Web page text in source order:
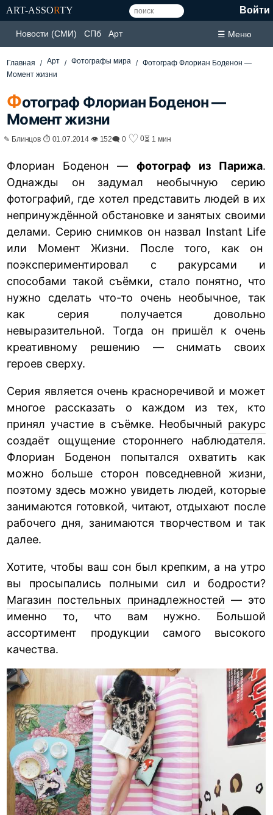
ART-ASSORTY Войти
Новости (СМИ) СПб Арт ☰ Меню
Главная Арт Фотографы мира
Фотограф Флориан Боденон —
Момент жизни
Фотограф Флориан Боденон —
Момент жизни
✎ Блинцов ⏱ 01.07.2014 👁 152🗨 0 ♡ 0⏳ 1 мин
Флориан Боденон —фотограф из Парижа.
Однажды он задумал необычную серию
фотографий, где хотел представить людей в их
непринуждённой обстановке и занятых своими
делами. Серию снимков он назвал Instant Life
или Момент Жизни. После того, как он
поэкспериментировал с ракурсами и
способами такой съёмки, стало понятно, что
нужно сделать что-то очень необычное, так
как серия получается довольно
невыразительной. Тогда он пришёл к очень
креативному решению — снимать своих
героев сверху.
Серия является очень красноречивой и может
многое рассказать о каждом из тех, кто
принял участие в съёмке. Необычный ракурс
создаёт ощущение стороннего наблюдателя.
Флориан Боденон попытался охватить как
можно больше сторон повседневной жизни,
поэтому здесь можно увидеть людей, которые
занимаются готовкой, читают, отдыхают после
рабочего дня, занимаются творчеством и так
далее.
Хотите, чтобы ваш сон был крепким, а на утро
вы просыпались полными сил и бодрости?
Магазин постельных принадлежностей — это
именно то, что вам нужно. Большой
ассортимент продукции самого высокого
качества.